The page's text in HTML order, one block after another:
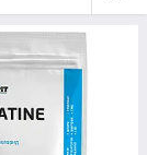
у нас, Ви